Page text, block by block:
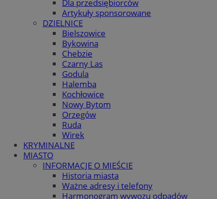
Dla przedsiębiorców
Artykuły sponsorowane
DZIELNICE
Bielszowice
Bykowina
Chebzie
Czarny Las
Godula
Halemba
Kochłowice
Nowy Bytom
Orzegów
Ruda
Wirek
KRYMINALNE
MIASTO
INFORMACJE O MIEŚCIE
Historia miasta
Ważne adresy i telefony
Harmonogram wywozu odpadów